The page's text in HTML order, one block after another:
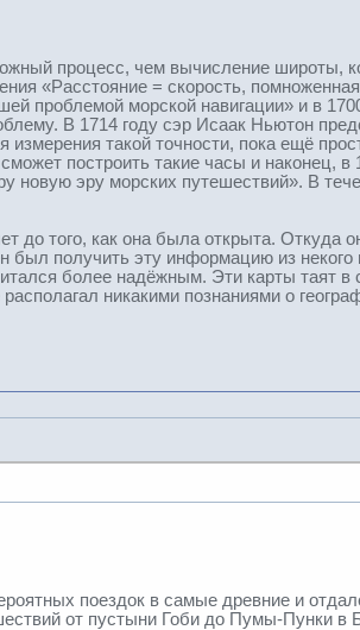
процесс, чем вычисление широты,
«Расстояние = скорость,
проблемой морской навигации» и в
В 1714 году сэр Исаак Ньютон
такой точности, пока ещё
построить такие часы и наконец, в
новую эру морских путешествий». В
до того, как она была открыта. Откуда
получить эту информацию из некого
более надёжным. Эти карты таят
никакими познаниями о
поездок в самые древние и
от пустыни Гоби до Пумы-Пунки в